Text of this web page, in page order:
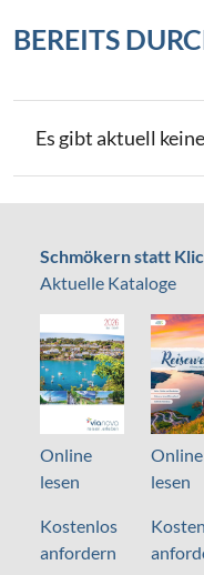
BEREITS
Es gibt aktuell
Schmökern statt
Aktuelle Kataloge
Online
lesen
Kostenlos
anfordern
Online
lesen